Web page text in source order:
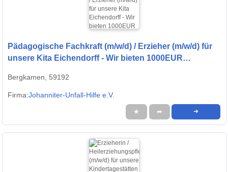
Pädagogische Fachkraft (m/w/d) / Erzieher (m/w/d) für
unsere Kita Eichendorff - Wir bieten 1000EUR
Umzugsprämie*
Bergkamen, 59192
Firma:Johanniter-Unfall-Hilfe e.V.
★ ➦ ➜